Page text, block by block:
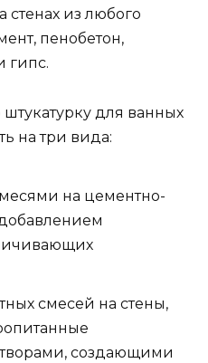
стенах из любого
пенобетон,
гипс.
для ванных
на три вида:
на цементно-
смесей на стены,
создающими